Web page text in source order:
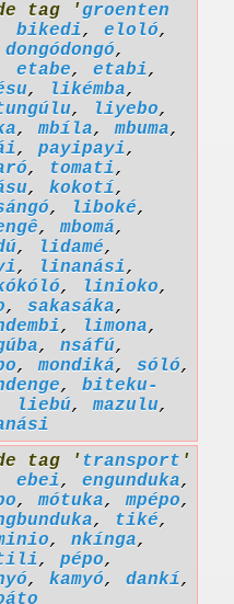
tag 'groenten
bikedi, eloló,
dongódongó,
etabe, etabi,
, likémba,
, liyebo,
,mbíla,mbuma,
, payipayi,
, tomati,
, kokotí,
, liboké,
,mbomá,
, lidamé,
, linanási,
, linioko,
, sakasáka,
, limona,
, nsáfú,
,mondiká, sóló,
, biteku-
liebú,mazulu,
tag ' transport '
ebei, engunduka,
,mótuka,mpépo,
, tiké,
, nkínga,
, pépo,
, kamyó, dankí,